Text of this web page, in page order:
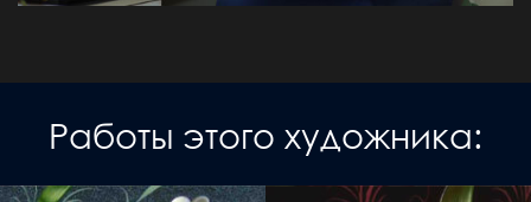
Работы этого художника: